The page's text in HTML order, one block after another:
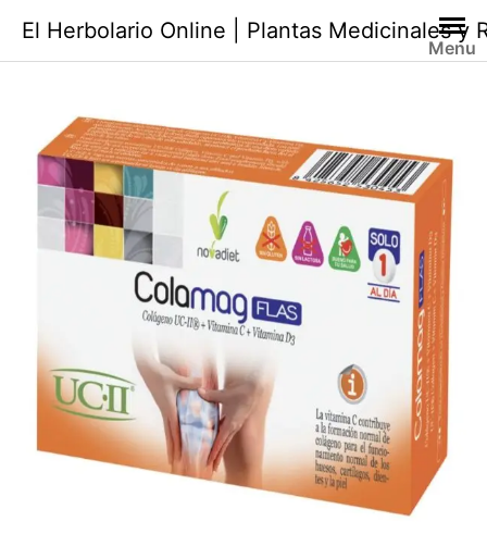
contenido
El Herbolario Online | Plantas Medicinales y
Menu